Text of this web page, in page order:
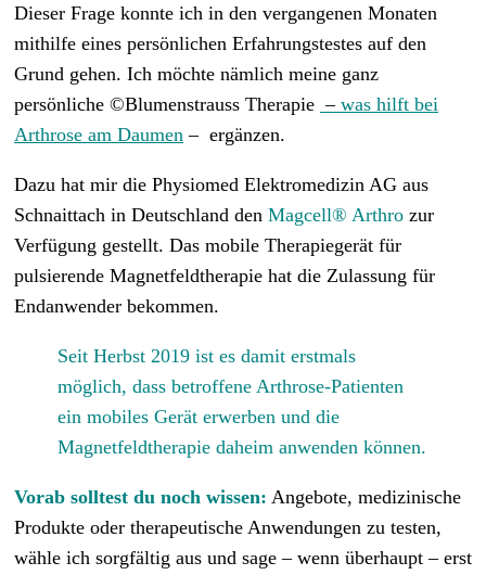
Dieser Frage konnte ich in den vergangenen Monaten
mithilfe eines persönlichen Erfahrungstestes auf den
Grund gehen. Ich möchte nämlich meine ganz
persönliche ©Blumenstrauss Therapie – was hilft bei
Arthrose am Daumen – ergänzen.
Dazu hat mir die Physiomed Elektromedizin AG aus
Schnaittach in Deutschland den Magcell® Arthro zur
Verfügung gestellt. Das mobile Therapiegerät für
pulsierende Magnetfeldtherapie hat die Zulassung für
Endanwender bekommen.
Seit Herbst 2019 ist es damit erstmals
möglich, dass betroffene Arthrose-Patienten
ein mobiles Gerät erwerben und die
Magnetfeldtherapie daheim anwenden können.
Vorab solltest du noch wissen: Angebote, medizinische
Produkte oder therapeutische Anwendungen zu testen,
wähle ich sorgfältig aus und sage – wenn überhaupt – erst